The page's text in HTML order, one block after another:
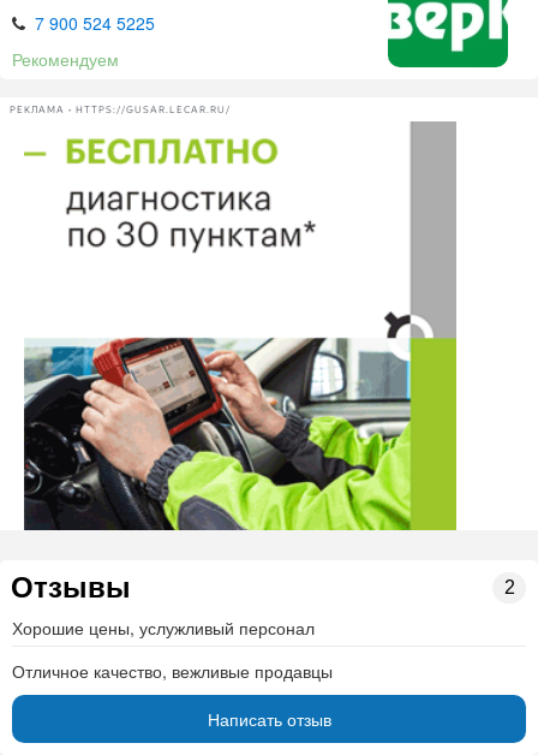
и отдыха.
халаты
костюмы для дома
сорочки
домашние платья
постельное бельё
полотенца (кухонные, лицевые, банные )
Наши товары произведены в России (г.Иваново,
г.Чебоксары, г.Казань, марка Clever г.Киров). А так же
изделия производства Турции.
Нашли ошибку? Сообщите нам об этом!
7 900 524 5225
Рекомендуем
РЕКЛАМА • HTTPS://GUSAR.LECAR.RU/
Отзывы 2
Хорошие цены, услужливый персонал
Отличное качество, вежливые продавцы
Написать отзыв